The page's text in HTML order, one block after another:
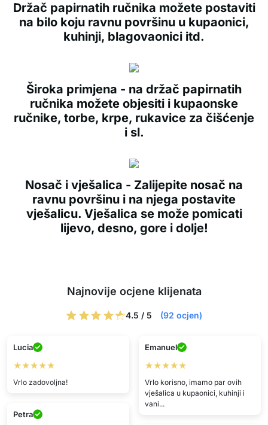
Držač papirnatih ručnika možete postaviti
na bilo koju ravnu površinu u kupaonici,
kuhinji, blagovaonici itd.
Široka primjena - na držač papirnatih
ručnika možete objesiti i kupaonske
ručnike, torbe, krpe, rukavice za čišćenje
i sl.
Nosač i vješalica - Zalijepite nosač na
ravnu površinu i na njega postavite
vješalicu. Vješalica se može pomicati
lijevo, desno, gore i dolje!
Najnovije ocjene klijenata
4.5 / 5 (92 ocjen)
Lucia
★★★★★
Vrlo zadovoljna!
Emanuel
★★★★★
Vrlo korisno, imamo par ovih
vješalica u kupaonici, kuhinji i
vani...
Petra